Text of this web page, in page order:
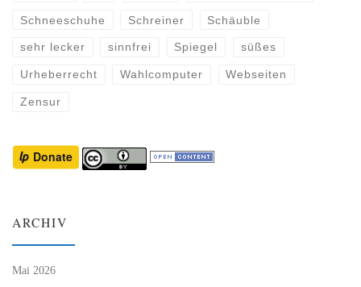
Schneeschuhe Schreiner Schäuble
sehr lecker sinnfrei Spiegel süßes
Urheberrecht Wahlcomputer Webseiten
Zensur
ARCHIV
Mai 2026